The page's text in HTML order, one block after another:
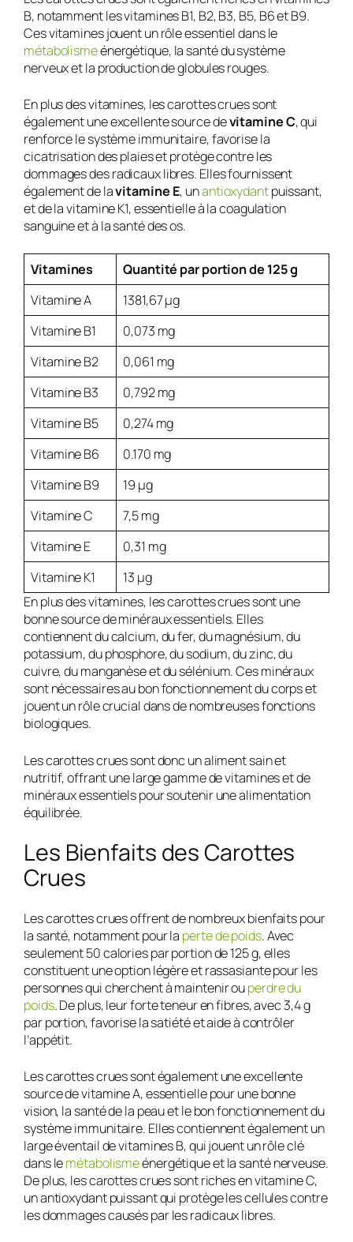
B, notamment les vitamines B1, B2, B3, B5, B6 et B9.
Ces vitamines jouent un rôle essentiel dans le
métabolismeénergétique, la santé du système
nerveux et la production de globules rouges.
En plus des vitamines, les carottes crues sont
également une excellente source devitamine C, qui
renforce le système immunitaire, favorise la
cicatrisation des plaies et protège contre les
dommages des radicaux libres. Elles fournissent
également de lavitamine E, unantioxydantpuissant,
et de la vitamine K1, essentielle à la coagulation
sanguine et à la santé des os.
Vitamines
Quantité par portion de 125 g
Vitamine A
1381,67 µg
Vitamine B1
0,073 mg
Vitamine B2
0,061 mg
Vitamine B3
0,792 mg
Vitamine B5
0,274 mg
Vitamine B6
0.170 mg
Vitamine B9
19 µg
Vitamine C
7,5 mg
Vitamine E
0,31 mg
Vitamine K1
13 µg
En plus des vitamines, les carottes crues sont une
bonne source de minéraux essentiels. Elles
contiennent du calcium, du fer, du magnésium, du
potassium, du phosphore, du sodium, du zinc, du
cuivre, du manganèse et du sélénium. Ces minéraux
sont nécessaires au bon fonctionnement du corps et
jouent un rôle crucial dans de nombreuses fonctions
biologiques.
Les carottes crues sont donc un aliment sain et
nutritif, offrant une large gamme de vitamines et de
minéraux essentiels pour soutenir une alimentation
équilibrée.
Les Bienfaits des Carottes
Crues
Les carottes crues offrent de nombreux bienfaits pour
la santé, notamment pour la perte de poids. Avec
seulement 50 calories par portion de 125 g, elles
constituent une option légère et rassasiante pour les
personnes qui cherchent à maintenir ouperdre du
poids. De plus, leur forte teneur en fibres, avec 3,4 g
par portion, favorise la satiété et aide à contrôler
l’appétit.
Les carottes crues sont également une excellente
source de vitamine A, essentielle pour une bonne
vision, la santé de la peau et le bon fonctionnement du
système immunitaire. Elles contiennent également un
large éventail de vitamines B, qui jouent un rôle clé
dans lemétabolismeénergétique et la santé nerveuse.
De plus, les carottes crues sont riches en vitamine C,
un antioxydant puissant qui protège les cellules contre
les dommages causés par les radicaux libres.